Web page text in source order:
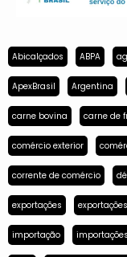
Abicalçados ABPA
ApexBrasil Argentina
carne bovina carne de
comércio exterior
corrente de comércio
exportações
importação importações